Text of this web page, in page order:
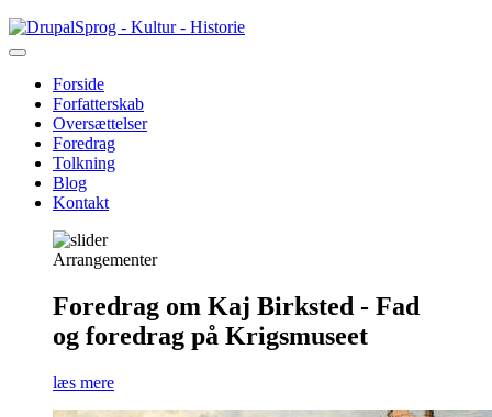
Gå
til
Sprog - Kultur - Historie
Primær
navigation
Forside
Forfatterskab
Oversættelser
Foredrag
Tolkning
Blog
Kontakt
Arrangementer
Foredrag om Kaj Birksted - Fad
og foredrag på Krigsmuseet
læs mere